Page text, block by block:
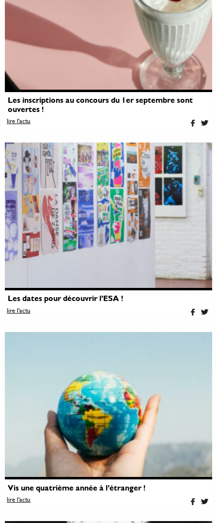
Les inscriptions au concours du 1er septembre sont
ouvertes !
lire l'actu
Les dates pour découvrir l’ESA !
lire l'actu
Vis une quatrième année à l’étranger !
lire l'actu